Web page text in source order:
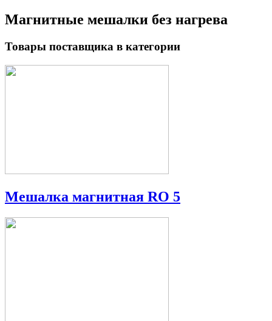
Магнитные мешалки без нагрева
Товары поставщика в категории
Мешалка магнитная RO 5